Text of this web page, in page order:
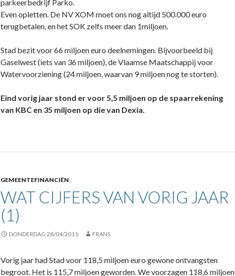
parkeerbedrijf Parko.
Even opletten. De NV XOM moet ons nog altijd 500.000 euro
terugbetalen, en het SOK zelfs meer dan 1miljoen.
Stad bezit voor 66 miljoen euro deelnemingen. Bijvoorbeeld bij
Gaselwest (iets van 36 miljoen), de Vlaamse Maatschappij voor
Watervoorziening (24 miljoen, waarvan 9 miljoen nog te storten).
Eind vorig jaar stond er voor 5,5 miljoen op de spaarrekening
van KBC en 35 miljoen op die van Dexia.
GEMEENTEFINANCIËN
WAT CIJFERS VAN VORIG JAAR
(1)
DONDERDAG 28/04/2011 FRANS
Vorig jaar had Stad voor 118,5 miljoen euro gewone ontvangsten
begroot. Het is 115,7 miljoen geworden. We voorzagen 118,6 miljoen